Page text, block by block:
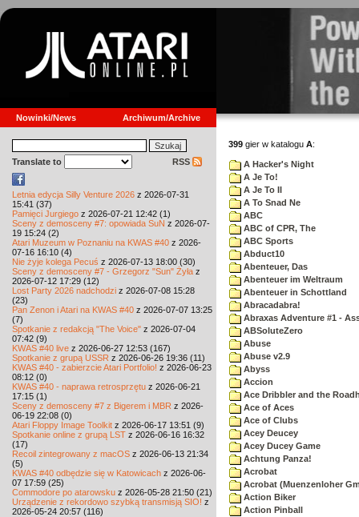
Nowinki/News Archiwum/Archive
Translate to RSS
Letnia edycja Silly Venture 2026 z 2026-07-31
15:41 (37)
Pamięci Jurgiego z 2026-07-21 12:42 (1)
Sceny z demosceny #7: opowiada SuN z 2026-07-
19 15:24 (2)
Atari Muzeum w Poznaniu na KWAS #40 z 2026-
07-16 16:10 (4)
Nie żyje kolega Pecuś z 2026-07-13 18:00 (30)
Sceny z demosceny #7 - Grzegorz "Sun" Żyła z
2026-07-12 17:29 (12)
Lost Party 2026 nadchodzi z 2026-07-08 15:28
(23)
Pan Zenon i Atari na KWAS #40 z 2026-07-07 13:25
(7)
Spotkanie z redakcją "The Voice" z 2026-07-04
07:42 (9)
KWAS #40 live z 2026-06-27 12:53 (167)
Spotkanie z grupą USSR z 2026-06-26 19:36 (11)
KWAS #40 - zabierzcie Atari Portfolio! z 2026-06-23
08:12 (0)
KWAS #40 - naprawa retrosprzętu z 2026-06-21
17:15 (1)
Sceny z demosceny #7 z Bigerem i MBR z 2026-
06-19 22:08 (0)
Atari Floppy Image Toolkit z 2026-06-17 13:51 (9)
Spotkanie online z grupą LST z 2026-06-16 16:32
(17)
Recoil zintegrowany z macOS z 2026-06-13 21:34
(5)
KWAS #40 odbędzie się w Katowicach z 2026-06-
07 17:59 (25)
Commodore po atarowsku z 2026-05-28 21:50 (21)
Urządzenie z rekordowo szybką transmisją SIO! z
2026-05-24 20:57 (116)
399 gier w katalogu A:
A Hacker's Night
A Je To!
A Je To II
A To Snad Ne
ABC
ABC of CPR, The
ABC Sports
Abduct10
Abenteuer, Das
Abenteuer im Weltraum
Abenteuer in Schottland
Abracadabra!
Abraxas Adventure #1 -
ABSoluteZero
Abuse
Abuse v2.9
Abyss
Accion
Ace Dribbler and the
Ace of Aces
Ace of Clubs
Acey Deucey
Acey Ducey Game
Achtung Panza!
Acrobat
Acrobat (Muenzenloher
Action Biker
Action Pinball